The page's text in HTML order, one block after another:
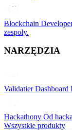
Blockchain
zespoły.
NARZĘDZIA
Validatier Dashboard
Hackathony Od
Wszystkie produkty